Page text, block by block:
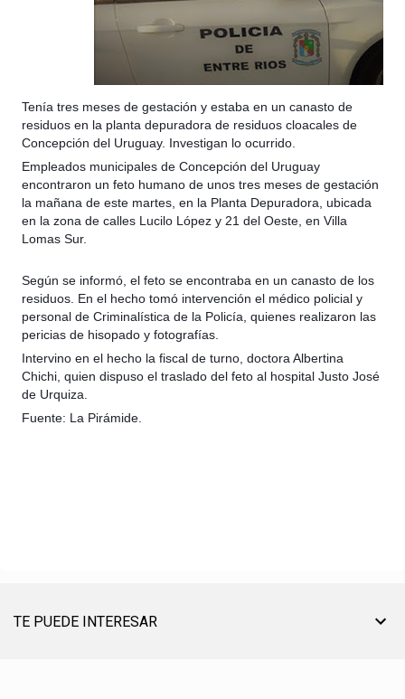
Tenía tres meses de gestación y estaba en un canasto de
residuos en la planta depuradora de residuos cloacales de
Concepción del Uruguay. Investigan lo ocurrido.
Empleados municipales de Concepción del Uruguay
encontraron un feto humano de unos tres meses de gestación
la mañana de este martes, en la Planta Depuradora, ubicada
en la zona de calles Lucilo López y 21 del Oeste, en Villa
Lomas Sur.
Según se informó, el feto se encontraba en un canasto de los
residuos. En el hecho tomó intervención el médico policial y
personal de Criminalística de la Policía, quienes realizaron las
pericias de hisopado y fotografías.
Intervino en el hecho la fiscal de turno, doctora Albertina
Chichi, quien dispuso el traslado del feto al hospital Justo José
de Urquiza.
Fuente: La Pirámide.
TE PUEDE INTERESAR